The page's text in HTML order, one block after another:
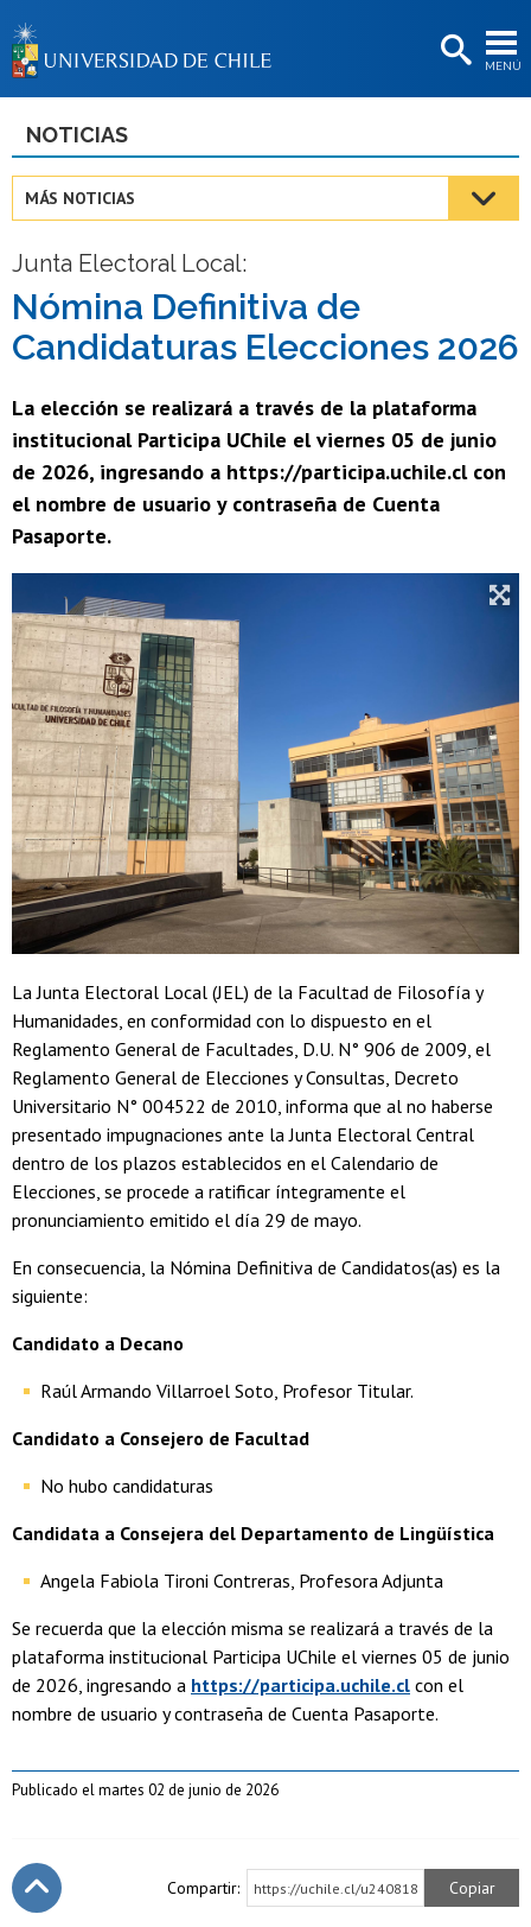
MENÚ
BIBLIOTECAS
Estudiantes
Académicas/os
Funcionarias/os
Egresadas/os
NOTICIAS
MÁS NOTICIAS
Junta Electoral Local:
Nómina Definitiva de
Candidaturas Elecciones 2026
La elección se realizará a través de la plataforma
institucional Participa UChile el viernes 05 de junio
de 2026, ingresando a https://participa.uchile.cl con
el nombre de usuario y contraseña de Cuenta
Pasaporte.
La Junta Electoral Local (JEL) de la Facultad de Filosofía y
Humanidades, en conformidad con lo dispuesto en el
Reglamento General de Facultades, D.U. N° 906 de 2009, el
Reglamento General de Elecciones y Consultas, Decreto
Universitario N° 004522 de 2010, informa que al no haberse
presentado impugnaciones ante la Junta Electoral Central
dentro de los plazos establecidos en el Calendario de
Elecciones, se procede a ratificar íntegramente el
pronunciamiento emitido el día 29 de mayo.
En consecuencia, la Nómina Definitiva de Candidatos(as) es la
siguiente:
Candidato a Decano
Raúl Armando Villarroel Soto, Profesor Titular.
Candidato a Consejero de Facultad
No hubo candidaturas
Candidata a Consejera del Departamento de Lingüística
Angela Fabiola Tironi Contreras, Profesora Adjunta
Se recuerda que la elección misma se realizará a través de la
plataforma institucional Participa UChile el viernes 05 de junio
de 2026, ingresando a https://participa.uchile.cl con el
nombre de usuario y contraseña de Cuenta Pasaporte.
Publicado el martes 02 de junio de 2026
Compartir: https://uchile.cl/u240818 Copiar